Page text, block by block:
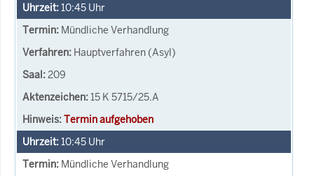
10:45 Uhr
Mündliche Verhandlung
Hauptverfahren (Asyl)
209
15 K 5715/25.A
Termin aufgehoben
10:45 Uhr
Mündliche Verhandlung